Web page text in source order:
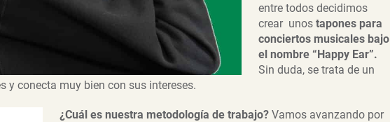
entre todos decidimos
crear unos tapones para
conciertos musicales bajo
el nombre “Happy Ear”.
Sin duda, se trata de un
y conecta muy bien con sus intereses.
¿Cuál es nuestra metodología de trabajo? Vamos avanzando por